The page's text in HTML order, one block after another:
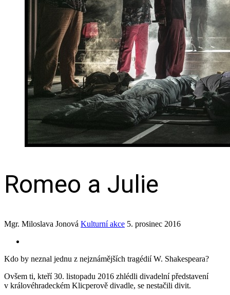
Romeo a Julie
Mgr. Miloslava Jonová Kulturní akce 5. prosinec 2016
Kdo by neznal jednu z nejznámějších tragédií W. Shakespeara?
Ovšem ti, kteří 30. listopadu 2016 zhlédli divadelní představení
v královéhradeckém Klicperově divadle, se nestačili divit.